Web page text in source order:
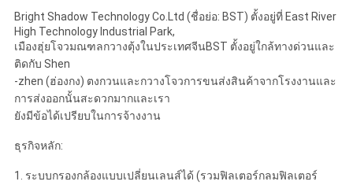
Bright Shadow Technology Co.Ltd (ชื่อย่อ: BST) ตั้งอยู่ที่ East River
High Technology Industrial Park,
เมืองฮุ่ยโจวมณฑลกวางตุ้งในประเทศจีนBST ตั้งอยู่ใกล้ทางด่วนและ
ติดกับ Shen
-zhen (ฮ่องกง) ตงกวนและกวางโจวการขนส่งสินค้าจากโรงงานและ
การส่งออกนั้นสะดวกมากและเรา
ยังมีข้อได้เปรียบในการจ้างงาน
ธุรกิจหลัก:
1. ระบบกรองกล้องแบบเปลี่ยนเลนส์ได้ (รวมฟิลเตอร์กลมฟิลเตอร์